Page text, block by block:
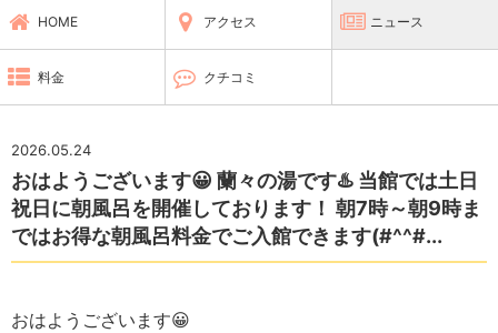
HOME アクセス ニュース
料金 クチコミ
2026.05.24
おはようございます😀 蘭々の湯です♨️ 当館では土日
祝日に朝風呂を開催しております！ 朝7時～朝9時ま
ではお得な朝風呂料金でご入館できます(#^^#...
おはようございます😀